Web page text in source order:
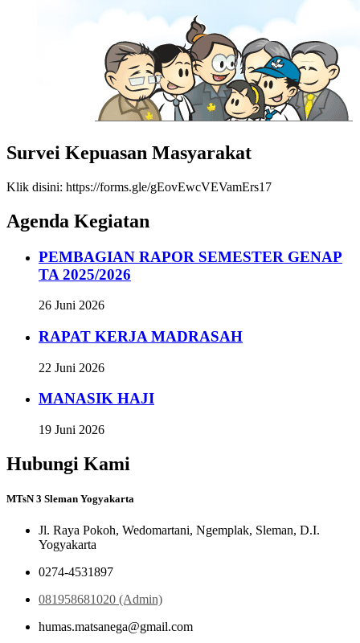
Survei Kepuasan Masyarakat
Klik disini: https://forms.gle/gEovEwcVEVamErs17
Agenda Kegiatan
PEMBAGIAN RAPOR SEMESTER GENAP
TA 2025/2026
26 Juni 2026
RAPAT KERJA MADRASAH
22 Juni 2026
MANASIK HAJI
19 Juni 2026
Hubungi Kami
MTsN 3 Sleman Yogyakarta
Jl. Raya Pokoh, Wedomartani, Ngemplak, Sleman, D.I.
Yogyakarta
0274-4531897
081958681020 (Admin)
humas.matsanega@gmail.com